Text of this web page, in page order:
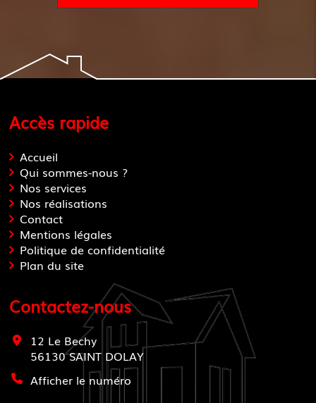
Accès rapide
Accueil
Qui sommes-nous ?
Nos services
Nos réalisations
Contact
Mentions légales
Politique de confidentialité
Plan du site
Contactez-nous
12 Le Bechy
56130 SAINT DOLAY
Afficher le numéro